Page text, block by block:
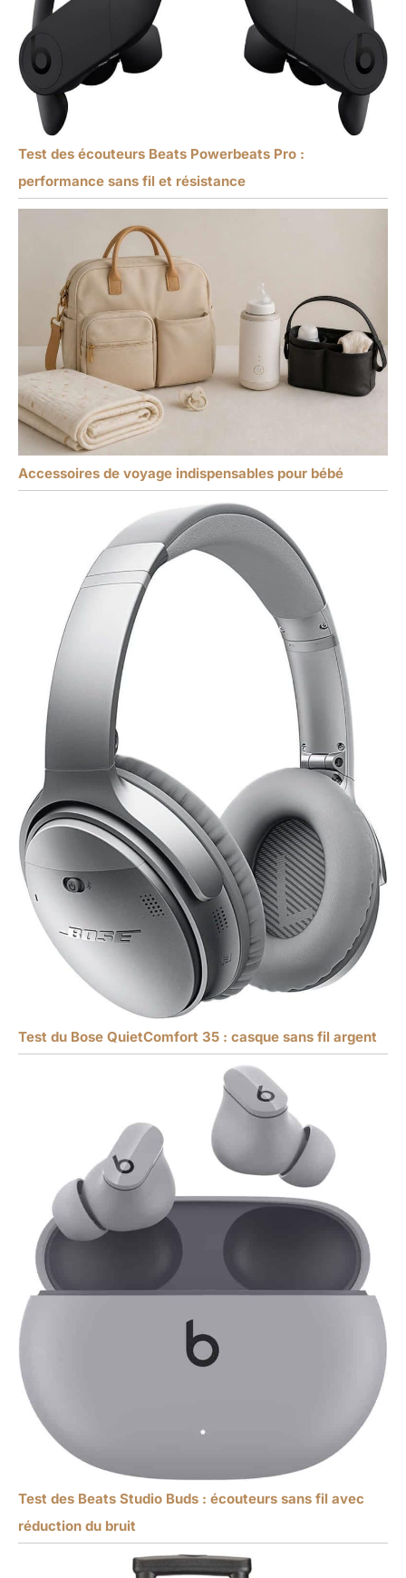
Test des écouteurs Beats Powerbeats Pro :
performance sans fil et résistance
Accessoires de voyage indispensables pour bébé
Test du Bose QuietComfort 35 : casque sans fil argent
Test des Beats Studio Buds : écouteurs sans fil avec
réduction du bruit